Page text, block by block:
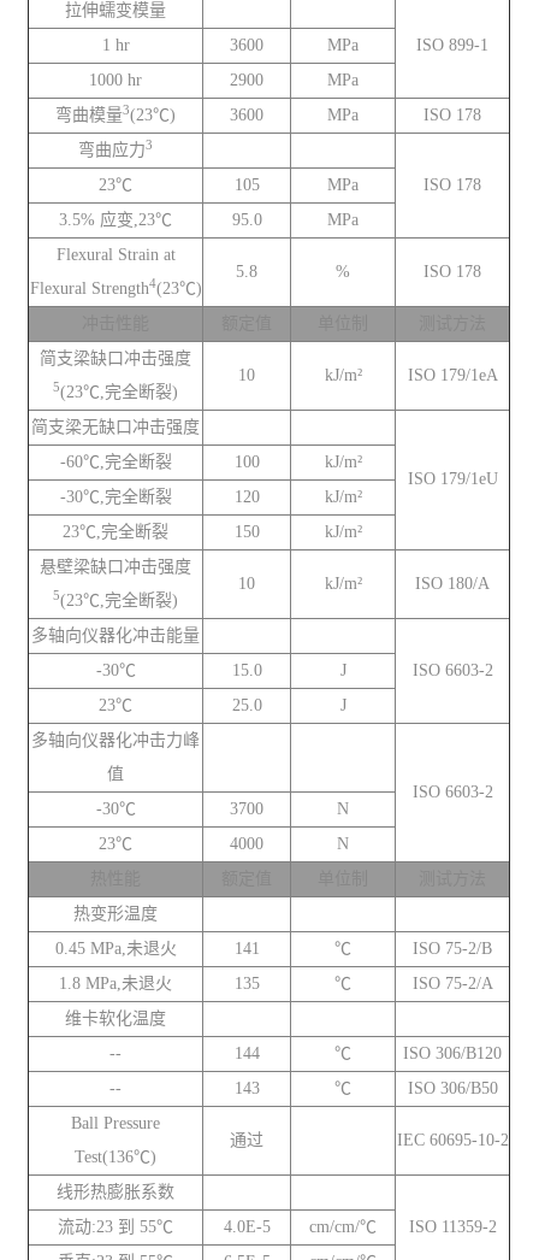
拉伸蠕变模量
ISO 899-1
1 hr 3600
MPa
1000 hr
2900
MPa
弯曲模量3(23℃) 3600 MPa
ISO 178
弯曲应力3
ISO 178
23℃ 105
MPa
3.5% 应变,23℃
95.0
MPa
Flexural Strain at
Flexural Strength4(23℃)
5.8 % ISO 178
简支梁缺口冲击强度
5(23℃,完全断裂)
10 kJ/m² ISO 179/1eA
简支梁无缺口冲击强度
ISO 179/1eU
-60℃,完全断裂 100
kJ/m²
-30℃,完全断裂
120
kJ/m²
23℃,完全断裂
150
kJ/m²
悬壁梁缺口冲击强度
5(23℃,完全断裂)
10 kJ/m² ISO 180/A
多轴向仪器化冲击能量
ISO 6603-2
-30℃ 15.0
J
23℃
25.0
J
多轴向仪器化冲击力峰
值
ISO 6603-2
-30℃
3700
N
23℃
4000
N
热变形温度
0.45 MPa,未退火
141 ℃
ISO 75-2/B
1.8 MPa,未退火
135 ℃
ISO 75-2/A
维卡软化温度
--
144 ℃
ISO 306/B120
--
143 ℃
ISO 306/B50
Ball Pressure
Test(136℃)
通过 IEC 60695-10-2
线形热膨胀系数
ISO 11359-2
流动:23 到 55℃ 4.0E-5
cm/cm/℃